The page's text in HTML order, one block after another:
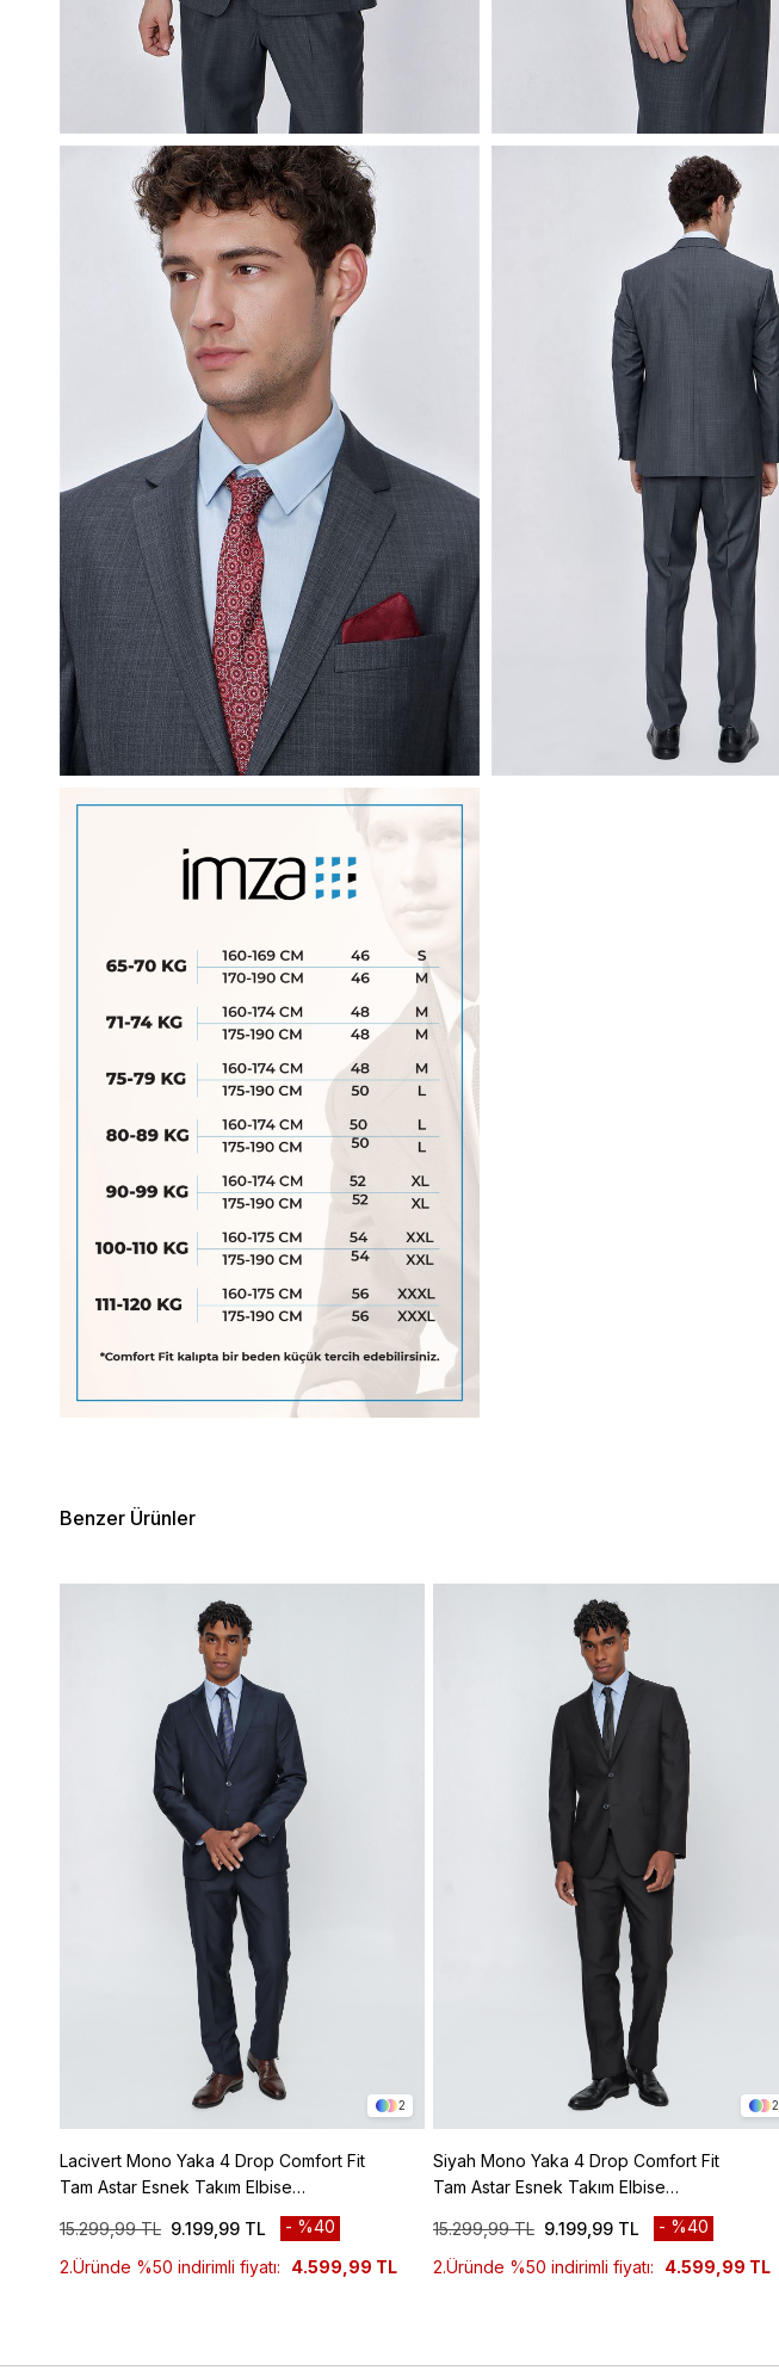
Benzer Ürünler
2
Lacivert Mono Yaka 4 Drop Comfort Fit
Tam Astar Esnek Takım Elbise
9.199,99 TL
15.299,99 TL
%40
2.Üründe %50 indirimli fiyatı:
4.599,99 TL
2
Siyah Mono Yaka 4 Drop Comfort Fit
Tam Astar Esnek Takım Elbise
9.199,99 TL
15.299,99 TL
%40
2.Üründe %50 indirimli fiyatı:
4.599,99 TL